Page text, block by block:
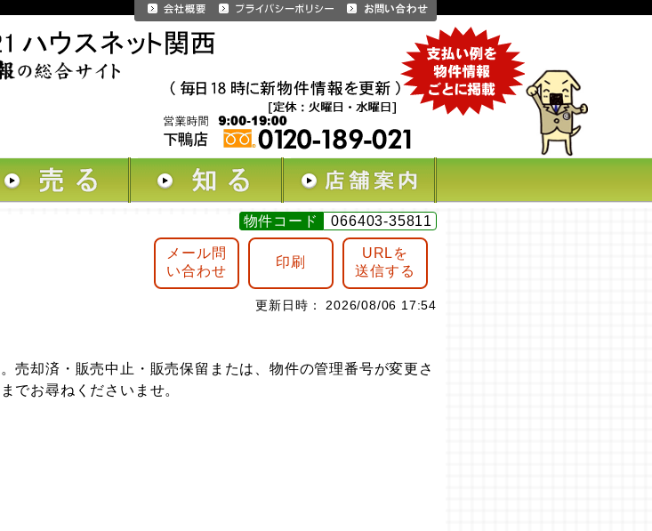
物件コード 066403-35811
URLを
送信する
印刷
メール問
い合わせ
更新日時： 2026/08/06 17:54
売却済・販売中止・販売保留または、物件の管理番号が変更さ
でお尋ねくださいませ。